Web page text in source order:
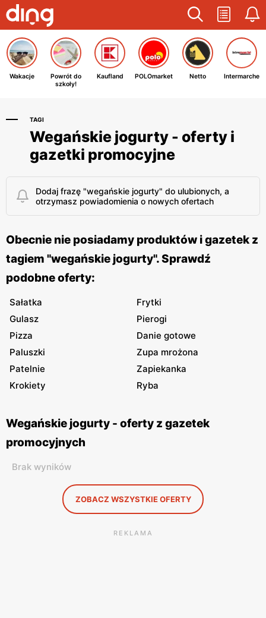
Wakacje
Powrót do
szkoły!
Kaufland POLOmarket Netto Intermarche
TAGI
Wegańskie jogurty - oferty i
gazetki promocyjne
Dodaj frazę "wegańskie jogurty" do ulubionych, a
otrzymasz powiadomienia o nowych ofertach
Obecnie nie posiadamy produktów i gazetek z
tagiem "wegańskie jogurty". Sprawdź
podobne oferty:
Sałatka
Frytki
Gulasz
Pierogi
Pizza
Danie gotowe
Paluszki
Zupa mrożona
Patelnie
Zapiekanka
Krokiety
Ryba
Wegańskie jogurty - oferty z gazetek
promocyjnych
Brak wyników
ZOBACZ WSZYSTKIE OFERTY
REKLAMA